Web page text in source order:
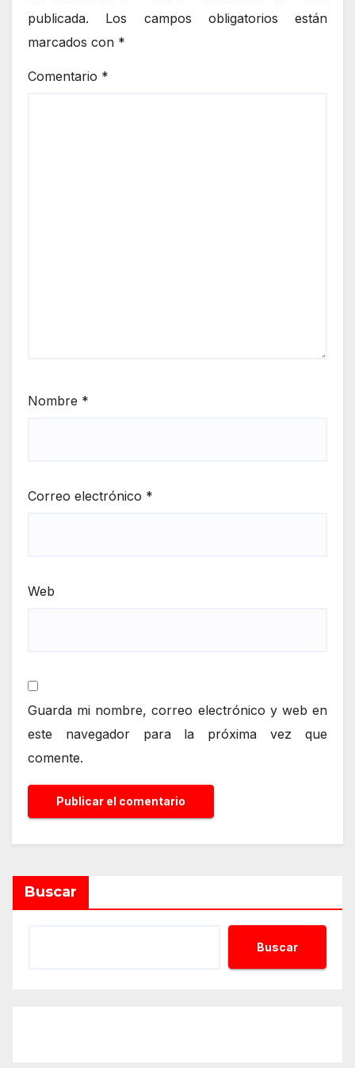
SAAVEDRA
publicada.
Los campos obligatorios están
marcados con *
Comentario *
Nombre *
Correo electrónico *
Web
Guarda mi nombre, correo electrónico y web en
este navegador para la próxima vez que
comente.
Alternative:
Buscar
Buscar